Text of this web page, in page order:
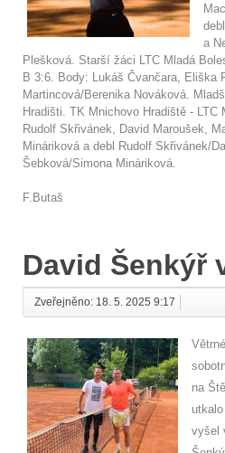
a
Plešková. Starší žáci LTC Mladá
B 3:6. Body: Lukáš Čvančara, Eliška
Martincová/Berenika Nováková.
Hradišti. TK Mnichovo Hradiště - LTC
Rudolf Skřivánek, David Maroušek,
Mináriková a debl Rudolf Skřivánek/
Šebková/Simona Mináriková.
F.Butaš
David Šenkýř
Zveřejněno: 18. 5. 2025 9:17
na
vyšel